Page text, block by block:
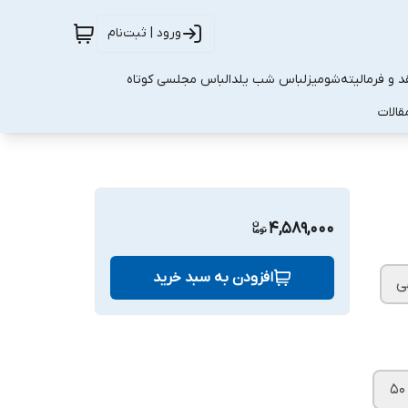
ورود | ثبت‌نام
و فرمالیتهشومیزلباس شب یلدالباس مجلسی کوتاه
۵۰
4,589,000
افزودن به سبد خرید